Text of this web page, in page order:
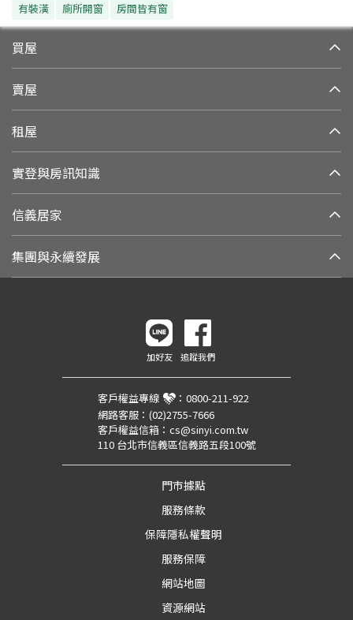
有裝潢 廁所開窗 房間皆有窗
買屋
賣屋
租屋
實登與房訊知識
信義居家
集團與永續發展
加好友 追蹤我們
客戶權益專線 ： 0800-211-922
網路客服： (02)2755-7666
客戶權益信箱： cs@sinyi.com.tw
110 台北市信義區信義路五段100號
門市據點
服務條款
保障隱私權聲明
服務保障
網站地圖
資源網站